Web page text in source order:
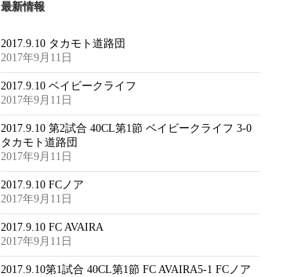
最新情報
2017.9.10 タカモト道路団
2017年9月11日
2017.9.10 ベイビークライフ
2017年9月11日
2017.9.10 第2試合 40CL第1節 ベイビークライフ 3-0
タカモト道路団
2017年9月11日
2017.9.10 FCノア
2017年9月11日
2017.9.10 FC AVAIRA
2017年9月11日
2017.9.10第1試合 40CL第1節 FC AVAIRA5-1 FCノア